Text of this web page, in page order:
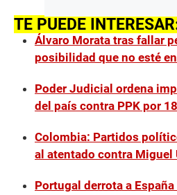
TE PUEDE
Álvaro Morata tras fallar
posibilidad que no esté
Poder Judicial ordena
del país contra PPK por
Colombia: Partidos
al atentado contra Miguel
Portugal derrota a